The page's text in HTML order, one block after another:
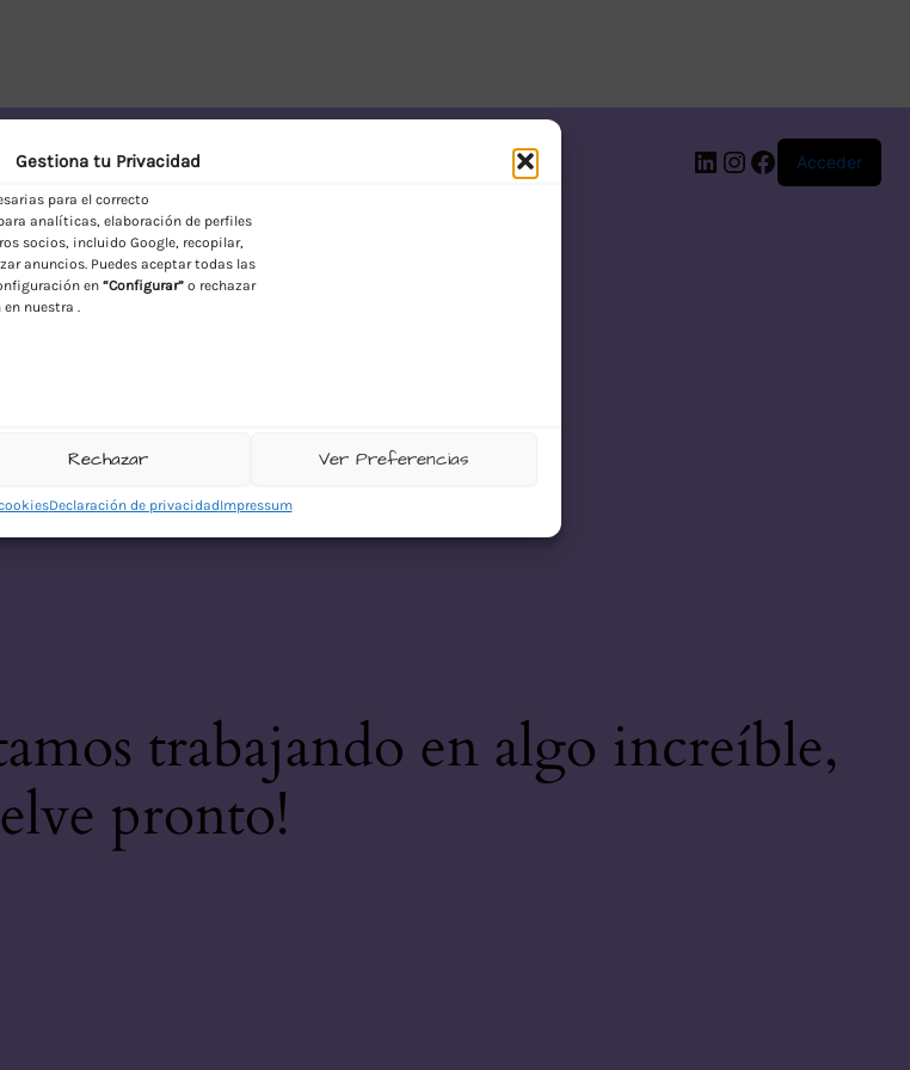
Gestiona tu Privacidad
para el correcto
analíticas, elaboración de perfiles
socios, incluido Google, recopilar,
anuncios. Puedes aceptar todas las
en “Configurar” o rechazar
nuestra .
Rechazar Ver Preferencias
Declaración de privacidadImpressum
LinkedIn
Instagram
Facebook
Acceder
trabajando en algo increíble,
pronto!